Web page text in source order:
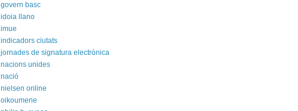
govern basc
idoia llano
imue
indicadors ciutats
jornades de signatura electrònica
nacions unides
nació
nielsen online
oikoumene